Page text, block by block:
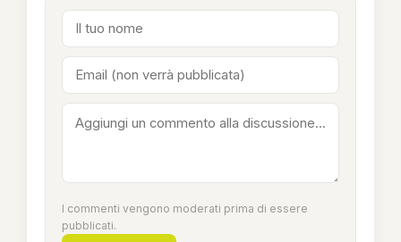
I commenti vengono moderati prima di essere
pubblicati.